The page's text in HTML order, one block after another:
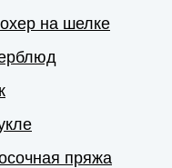
на шелке
пряжа